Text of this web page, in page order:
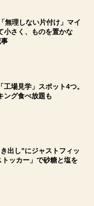
無理しない片付け」マイ
小さく、ものを置かな
場見学」スポット4つ。
ング食べ放題も
出し”にジャストフィッ
トッカー」で砂糖と塩を